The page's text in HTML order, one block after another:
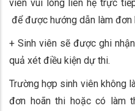
viên vui lòng liên hệ trực
để được hướng dẫn làm đơn
+ Sinh viên sẽ được ghi
quả xét điều kiện dự thi.
Trường hợp sinh viên không
đơn hoãn thi hoặc có làm